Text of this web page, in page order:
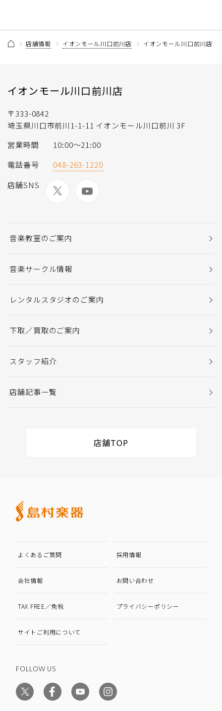
店舗情報 イオンモール川口前川店 イオンモール川口前川店
イオンモール川口前川店
〒333-0842
埼玉県川口市前川1-1-11 イオンモール川口前川 3F
営業時間
10:00〜21:00
電話番号
048-263-1220
店舗SNS
音楽教室のご案内
音楽サークル情報
レンタルスタジオのご案内
下取／買取のご案内
スタッフ紹介
店舗記事一覧
店舗TOP
よくあるご質問 採用情報
会社情報 お問い合わせ
TAX FREE／免税 プライバシーポリシー
サイトご利用について
FOLLOW US